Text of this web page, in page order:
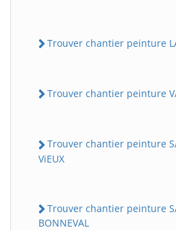
Trouver chantier peinture
Trouver chantier peinture
Trouver chantier peinture
ViEUX
Trouver chantier peinture
BONNEVAL